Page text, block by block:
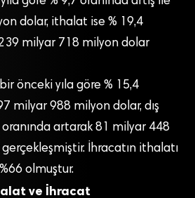
dolar, ithalat ise % 19,4
milyar 718 milyon dolar
önceki yıla göre % 15,4
milyar 988 milyon dolar, dış
oranında artarak 81 milyar 448
İhracatın ithalatı
olmuştur.
ve İhracat